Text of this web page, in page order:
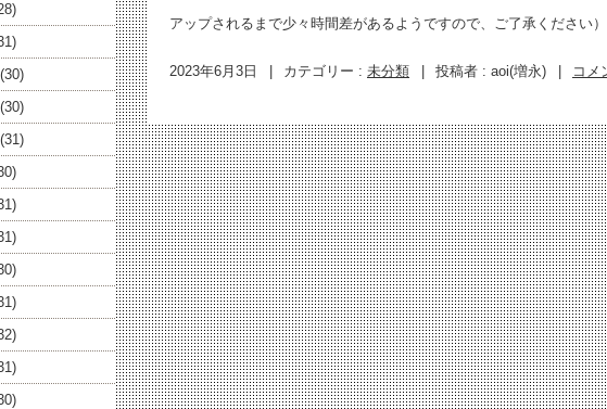
アップされるまで少々時間差があるようですので、ご了承ください）
2023年6月3日 カテゴリー : 未分類 投稿者 : aoi(増永) コメ
(30)
(30)
(31)